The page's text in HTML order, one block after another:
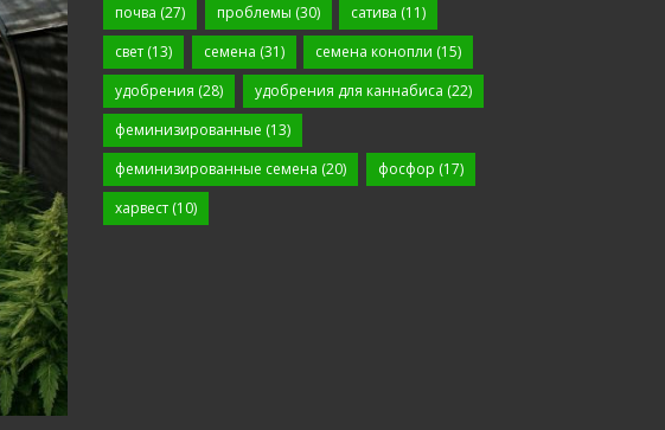
почва (27) проблемы (30) сатива (11)
свет (13) семена (31) семена конопли (15)
удобрения (28) удобрения для каннабиса (22)
феминизированные (13)
феминизированные семена (20) фосфор (17)
харвест (10)